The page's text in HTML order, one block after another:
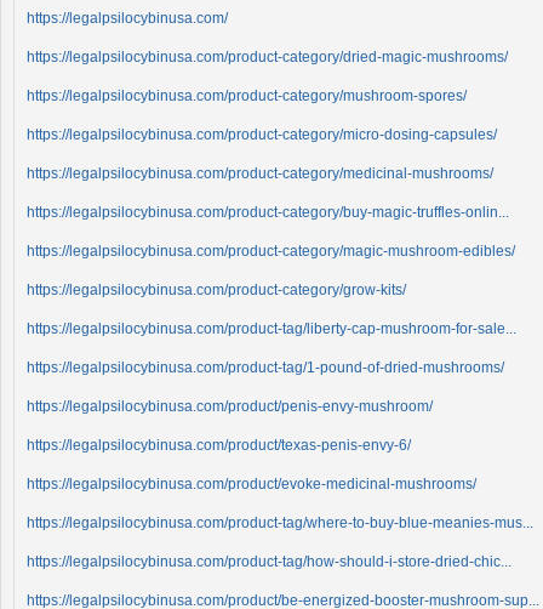
https://legalpsilocybinusa.com/
https://legalpsilocybinusa.com/product-category/dried-magic-mushrooms/
https://legalpsilocybinusa.com/product-category/mushroom-spores/
https://legalpsilocybinusa.com/product-category/micro-dosing-capsules/
https://legalpsilocybinusa.com/product-category/medicinal-mushrooms/
https://legalpsilocybinusa.com/product-category/buy-magic-truffles-onlin...
https://legalpsilocybinusa.com/product-category/magic-mushroom-edibles/
https://legalpsilocybinusa.com/product-category/grow-kits/
https://legalpsilocybinusa.com/product-tag/liberty-cap-mushroom-for-sale...
https://legalpsilocybinusa.com/product-tag/1-pound-of-dried-mushrooms/
https://legalpsilocybinusa.com/product/penis-envy-mushroom/
https://legalpsilocybinusa.com/product/texas-penis-envy-6/
https://legalpsilocybinusa.com/product/evoke-medicinal-mushrooms/
https://legalpsilocybinusa.com/product-tag/where-to-buy-blue-meanies-mus...
https://legalpsilocybinusa.com/product-tag/how-should-i-store-dried-chic...
https://legalpsilocybinusa.com/product/be-energized-booster-mushroom-sup...